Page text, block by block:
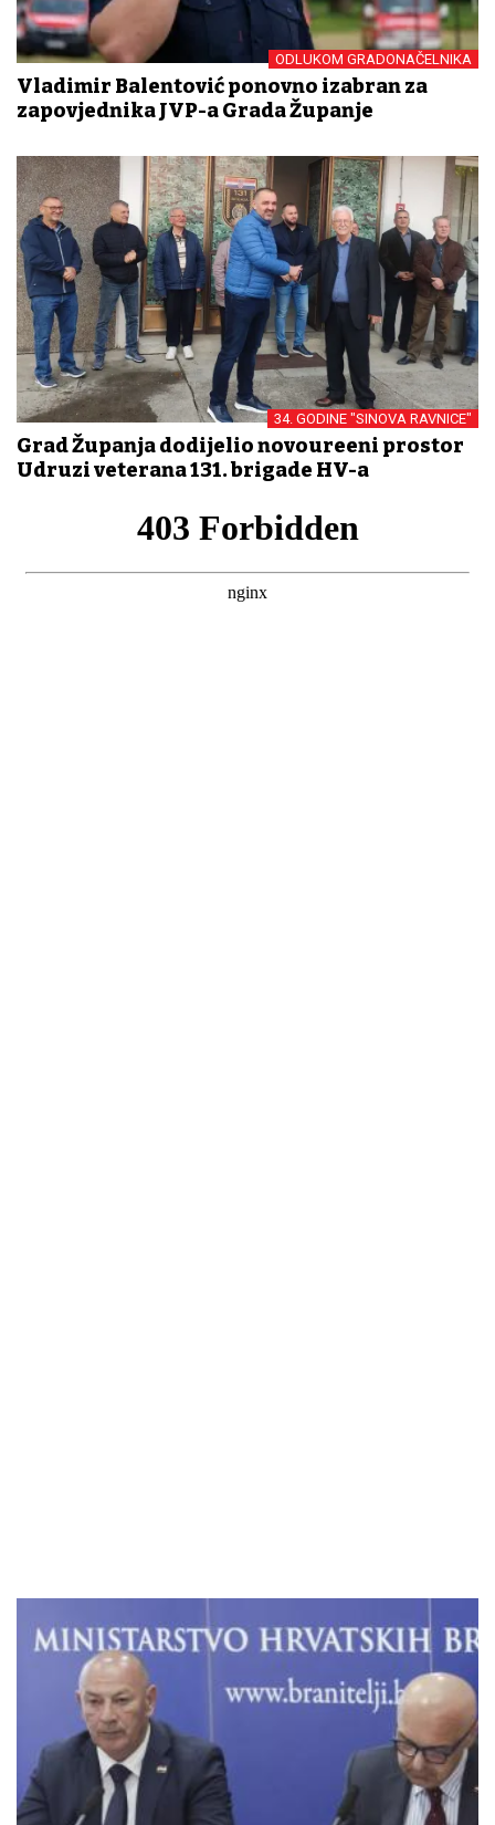
ODLUKOM GRADONAČELNIKA
Vladimir Balentović ponovno izabran za
zapovjednika JVP-a Grada Županje
34. GODINE "SINOVA RAVNICE"
Grad Županja dodijelio novouređeni prostor
Udruzi veterana 131. brigade HV-a